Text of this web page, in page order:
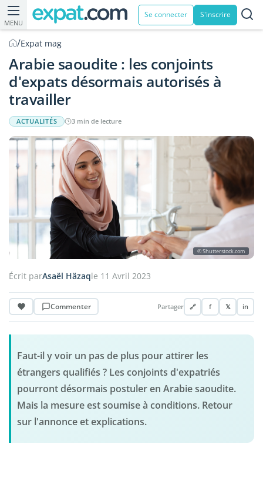
MENU
Se connecter S'inscrire
/Expat mag
Arabie saoudite : les conjoints
d'expats désormais autorisés à
travailler
ACTUALITÉS 3 min de lecture
© Shutterstock.com
Écrit parAsaël Häzaqle 11 Avril 2023
Commenter Partager 🔗 f 𝕏 in
Faut-il y voir un pas de plus pour attirer les
étrangers qualifiés ? Les conjoints d'expatriés
pourront désormais postuler en Arabie saoudite.
Mais la mesure est soumise à conditions. Retour
sur l'annonce et explications.